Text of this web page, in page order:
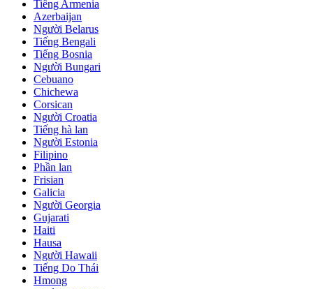
Tiếng Armenia
Azerbaijan
Người Belarus
Tiếng Bengali
Tiếng Bosnia
Người Bungari
Cebuano
Chichewa
Corsican
Người Croatia
Tiếng hà lan
Người Estonia
Filipino
Phần lan
Frisian
Galicia
Người Georgia
Gujarati
Haiti
Hausa
Người Hawaii
Tiếng Do Thái
Hmong